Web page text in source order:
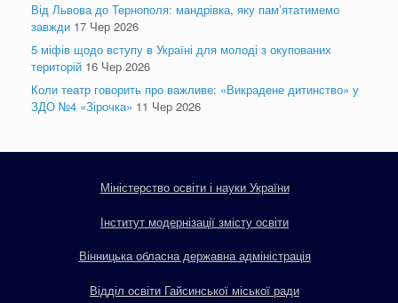
Від Львова до Тернополя: мандрівка, яку пам’ятатимемо
завжди 17 Чер 2026
5 міфів щодо вступу в Україні для молоді з окупованих
територій 16 Чер 2026
Коли театр говорить про важливе: «Викрадене дитинство» у
ЗДО №4 «Зірочка» 11 Чер 2026
Міністерство освіти і науки України
Інститут модернізації змісту освіти
Вінницька обласна державна адміністрація
Відділ освіти Гайсинської міської ради